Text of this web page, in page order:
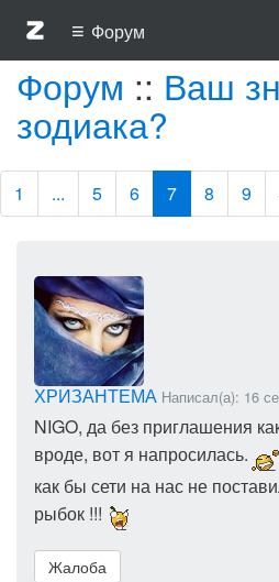
≡ Форум
Форум :: Ваш
зодиака?
1 ... 5 6 7 8 9
ХРИЗАНТЕМА Написал(а): 16
NIGO, да без приглашения
вроде, вот я напросилась.
как бы сети на нас не
рыбок !!!
Жалоба